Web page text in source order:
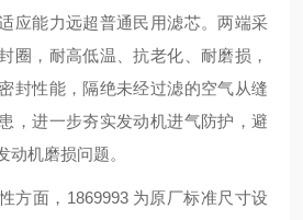
应能力远超普通民用滤芯。两端采
圈，耐高低温、抗老化、耐磨损，
封性能，隔绝未经过滤的空气从缝
，进一步夯实发动机进气防护，避
动机磨损问题。
方面，1869993 为原厂标准尺寸设